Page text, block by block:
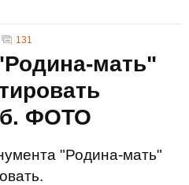
131
мать"
ФОТО
"Родина-мать"